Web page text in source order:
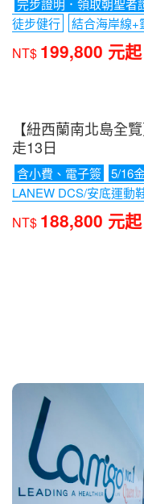
【加拿大賞楓】四
行12日(入住班夫城
保證成團-10/5、10/6、
【葡萄牙】葡萄牙
完步證明．領取朝聖者
徒步健行
結合海岸線
NT$199,800 元起